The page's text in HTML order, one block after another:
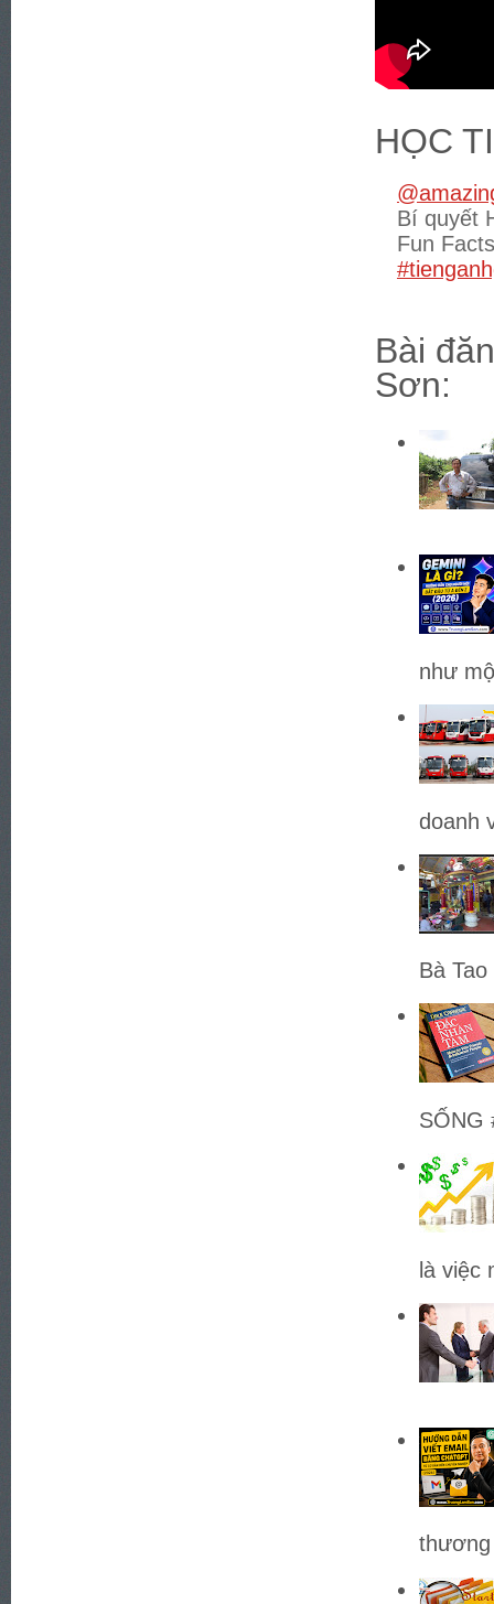
HỌC
Bí quyết
Fun
Bài
Sơn:
như
doanh
Bà
SỐNG
là việc
thương